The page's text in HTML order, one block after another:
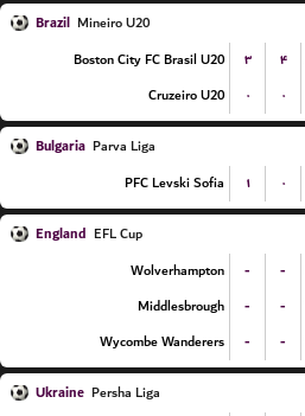
Brazil Mineiro U20
Boston City FC Brasil U20
۳ ۴
Cruzeiro U20
۰ ۰
Bulgaria Parva Liga
PFC Levski Sofia
۱ ۰
England EFL Cup
Wolverhampton
- -
Middlesbrough
- -
Wycombe Wanderers
- -
Ukraine Persha Liga